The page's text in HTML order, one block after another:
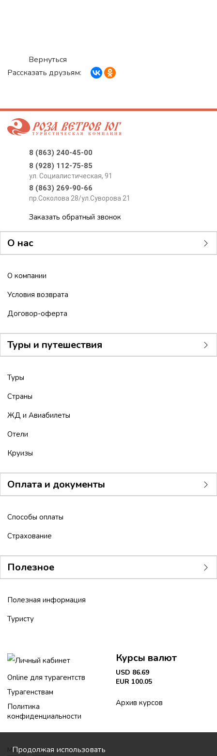
Вернуться
Рассказать друзьям:
Продолжая использовать
8 (863) 240-45-00
8 (928) 112-75-85
ул. Социалистическая, 91
8 (863) 269-90-66
пр.Соколова 28/ул.Суворова 21
Заказать обратный звонок
О нас
О компании
Условия возврата
Договор-оферта
Туры и путешествия
Туры
Страны
ЖД и Авиабилеты
Отели
Круизы
Оплата и документы
Способы оплаты
Страхование
Полезное
Полезная информация
Туристу
Личный кабинет
Online для турагентств
Турагенствам
Политика
конфиденциальности
Курсы валют
USD 86.69
EUR 100.05
Архив курсов
Мы в соцсетях: